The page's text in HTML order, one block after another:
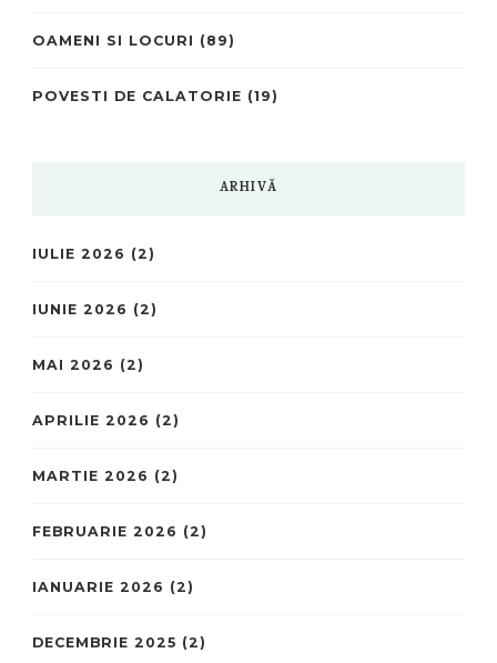
OAMENI SI LOCURI (89)
POVESTI DE CALATORIE (19)
ARHIVĂ
IULIE 2026 (2)
IUNIE 2026 (2)
MAI 2026 (2)
APRILIE 2026 (2)
MARTIE 2026 (2)
FEBRUARIE 2026 (2)
IANUARIE 2026 (2)
DECEMBRIE 2025 (2)